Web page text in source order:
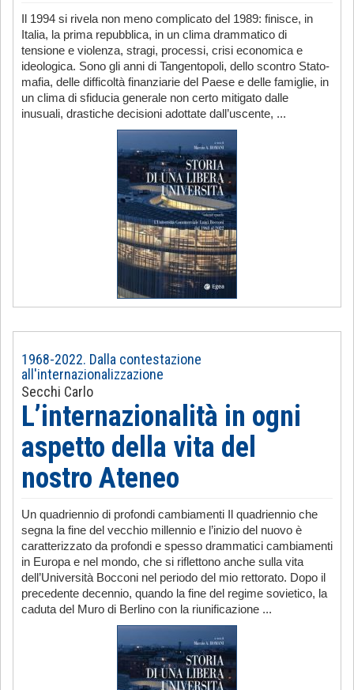
Il 1994 si rivela non meno complicato del 1989: finisce, in
Italia, la prima repubblica, in un clima drammatico di
tensione e violenza, stragi, processi, crisi economica e
ideologica. Sono gli anni di Tangentopoli, dello scontro Stato-
mafia, delle difficoltà finanziarie del Paese e delle famiglie, in
un clima di sfiducia generale non certo mitigato dalle
inusuali, drastiche decisioni adottate dall’uscente, ...
1968-2022. Dalla contestazione
all'internazionalizzazione
Secchi Carlo
L’internazionalità in ogni
aspetto della vita del
nostro Ateneo
Un quadriennio di profondi cambiamenti Il quadriennio che
segna la fine del vecchio millennio e l’inizio del nuovo è
caratterizzato da profondi e spesso drammatici cambiamenti
in Europa e nel mondo, che si riflettono anche sulla vita
dell’Università Bocconi nel periodo del mio rettorato. Dopo il
precedente decennio, quando la fine del regime sovietico, la
caduta del Muro di Berlino con la riunificazione ...